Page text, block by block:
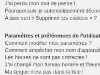
J’ai perdu mon mot de passe !
Pourquoi suis-je automatiquement
À quoi sert « Supprimer les cookies » ?
Paramètres et préférences de
Comment modifier mes paramètres ?
Comment empêcher mon nom
Les heures ne sont pas correctes !
J’ai changé mon fuseau horaire et
Ma langue n’est pas dans la liste !